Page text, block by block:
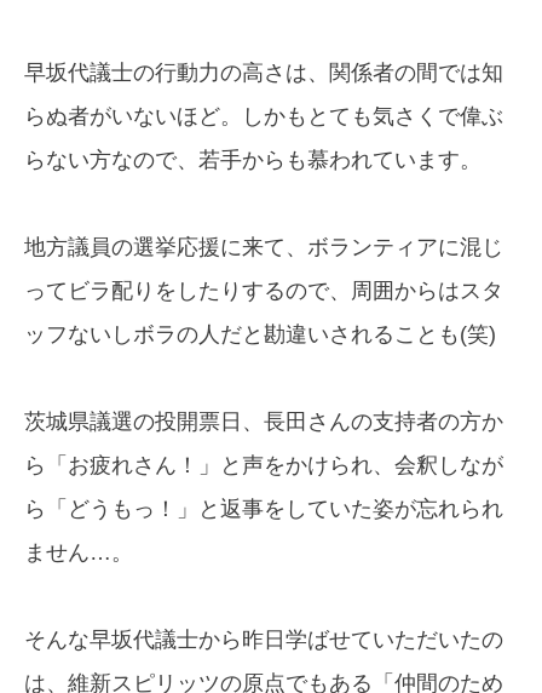
早坂代議士の行動力の高さは、関係者の間では知
らぬ者がいないほど。しかもとても気さくで偉ぶ
らない方なので、若手からも慕われています。
地方議員の選挙応援に来て、ボランティアに混じ
ってビラ配りをしたりするので、周囲からはスタ
ッフないしボラの人だと勘違いされることも(笑)
茨城県議選の投開票日、長田さんの支持者の方か
ら「お疲れさん！」と声をかけられ、会釈しなが
ら「どうもっ！」と返事をしていた姿が忘れられ
ません…。
そんな早坂代議士から昨日学ばせていただいたの
は、維新スピリッツの原点でもある「仲間のため